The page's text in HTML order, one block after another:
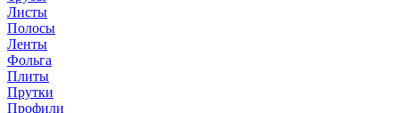
Листы
Полосы
Ленты
Фольга
Плиты
Прутки
Профили